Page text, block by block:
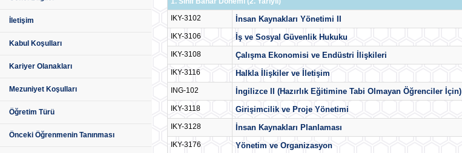
İletişim
Kabul Koşulları
Kariyer Olanakları
Mezuniyet Koşulları
Öğretim Türü
Önceki Öğrenmenin Tanınması
IKY-3102
İnsan Kaynakları Yönetimi II
IKY-3106 İş ve Sosyal Güvenlik Hukuku
IKY-3108 Çalışma Ekonomisi ve Endüstri İlişkileri
IKY-3116 Halkla İlişkiler ve İletişim
ING-102 İngilizce II (Hazırlık Eğitimine Tabi Olmayan Öğrenciler İçin)
IKY-3118 Girişimcilik ve Proje Yönetimi
IKY-3128 İnsan Kaynakları Planlaması
IKY-3176 Yönetim ve Organizasyon